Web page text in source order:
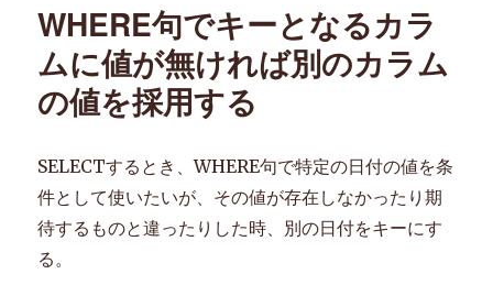
WHERE句でキーとなるカラ
ムに値が無ければ別のカラム
の値を採用する
SELECTするとき、WHERE句で特定の日付の値を条
件として使いたいが、その値が存在しなかったり期
待するものと違ったりした時、別の日付をキーにす
る。